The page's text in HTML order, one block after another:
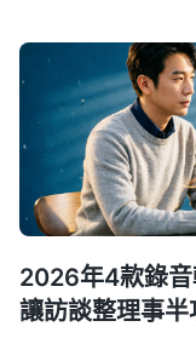
2026年4款錄
讓訪談整理事半